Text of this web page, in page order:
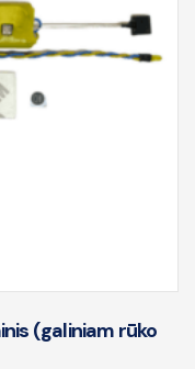
(galiniam rūko